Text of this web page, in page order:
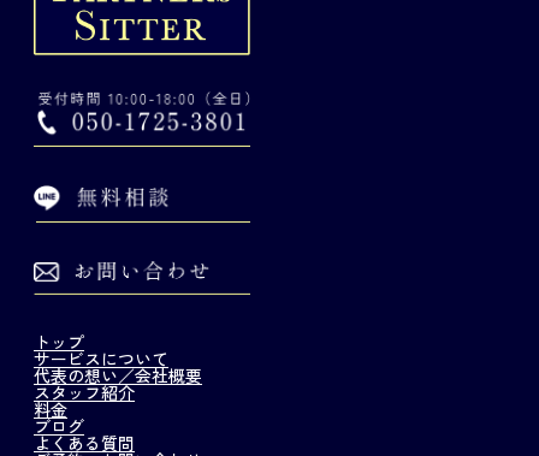
トップ
サービスについて
代表の想い／会社概要
スタッフ紹介
料金
ブログ
よくある質問